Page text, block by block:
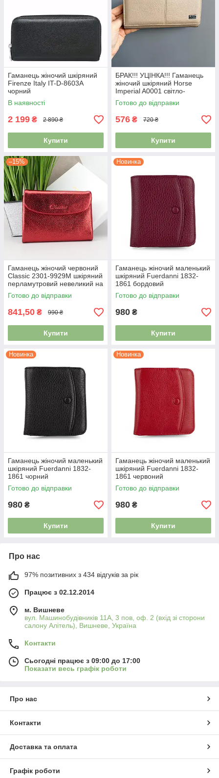
Гаманець жіночий шкіряний
Firenze Italy IT-D-8603A
чорний
В наявності
2 199 ₴ 2 890 ₴
Купити
БРАК!!! УЦІНКА!!! Гаманець
жіночий шкіряний Horse
Imperial A0001 світло-
бежевий
Готово до відправки
576 ₴ 720 ₴
Купити
–15%
Гаманець жіночий червоний
Classic 2301-9929M шкіряний
перламутровий невеликий на
магніті
Готово до відправки
841,50 ₴ 990 ₴
Купити
Новинка
Гаманець жіночий маленький
шкіряний Fuerdanni 1832-
1861 бордовий
Готово до відправки
980 ₴
Купити
Новинка
Гаманець жіночий маленький
шкіряний Fuerdanni 1832-
1861 чорний
Готово до відправки
980 ₴
Купити
Новинка
Гаманець жіночий маленький
шкіряний Fuerdanni 1832-
1861 червоний
Готово до відправки
980 ₴
Купити
Про нас
97% позитивних з 434 відгуків за рік
Працює з 02.12.2014
м. Вишневе
вул. Машинобудівників 11А, 3 пов, оф. 2 (вхід зі сторони
салону Алітель), Вишневе, Україна
Контакти
Сьогодні працює з 09:00 до 17:00
Показати весь графік роботи
Про нас
Контакти
Доставка та оплата
Графік роботи